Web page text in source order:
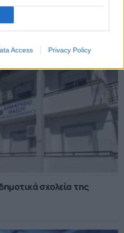
Access Privacy Policy
σχολεία της